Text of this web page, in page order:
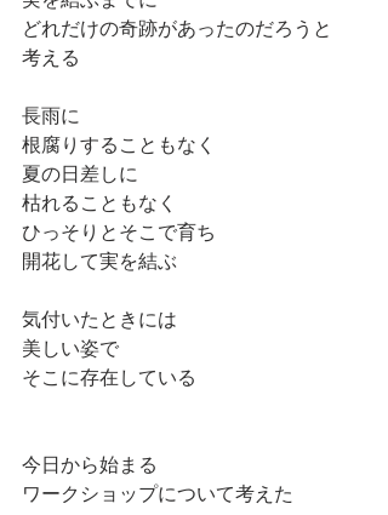
どれだけの奇跡があったのだろうと
考える
長雨に
根腐りすることもなく
夏の日差しに
枯れることもなく
ひっそりとそこで育ち
開花して実を結ぶ
気付いたときには
美しい姿で
そこに存在している
今日から始まる
ワークショップについて考えた